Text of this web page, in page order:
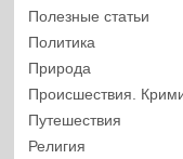
Полезные статьи
Политика
Природа
Происшествия.
Путешествия
Религия